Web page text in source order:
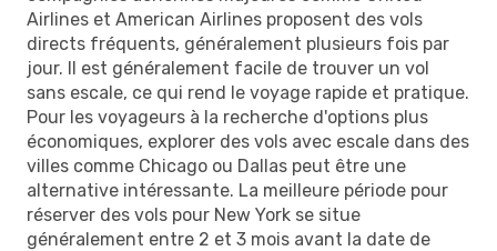
Airlines et American Airlines proposent des vols
directs fréquents, généralement plusieurs fois par
jour. Il est généralement facile de trouver un vol
sans escale, ce qui rend le voyage rapide et pratique.
Pour les voyageurs à la recherche d'options plus
économiques, explorer des vols avec escale dans des
villes comme Chicago ou Dallas peut être une
alternative intéressante. La meilleure période pour
réserver des vols pour New York se situe
généralement entre 2 et 3 mois avant la date de